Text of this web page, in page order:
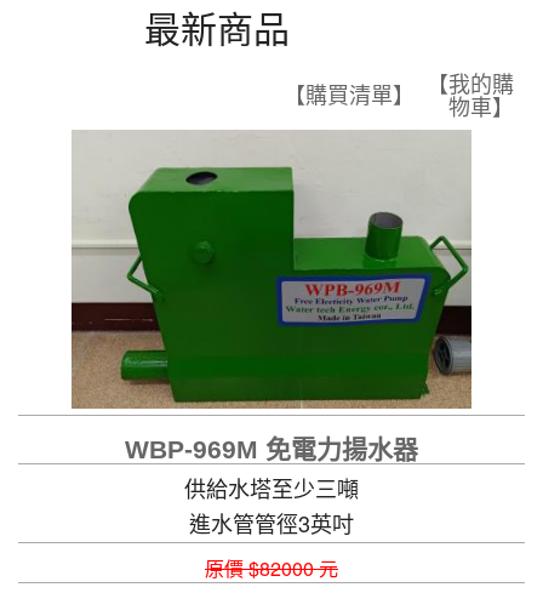
最新商品
【購買清單】 【我的購
物車】
WBP-969M 免電力揚水器
供給水塔至少三噸
進水管管徑3英吋
原價 $82000 元